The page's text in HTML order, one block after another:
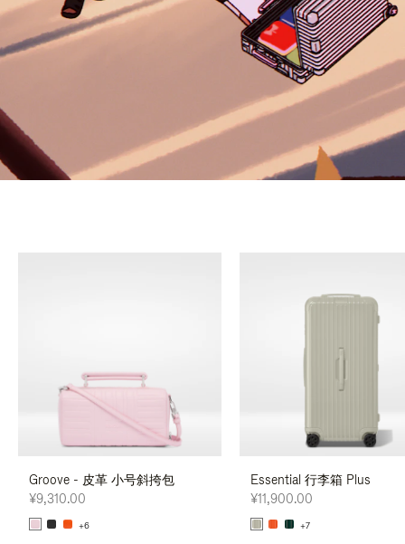
Groove - 皮革 小号斜挎包
¥9,310.00
+6
Essential 行李箱 Plus
¥11,900.00
+7